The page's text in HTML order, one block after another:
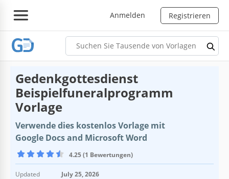
Anmelden Registrieren
Gedenkgottesdienst
Beispielfuneralprogramm
Vorlage
Verwende dies kostenlos Vorlage mit
Google Docs and Microsoft Word
4.25 (1 Bewertungen)
Updated
July 25, 2026